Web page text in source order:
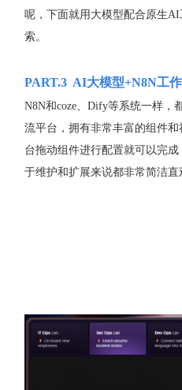
呢，下面就用大模型配合原生
索。
PART.3 AI大模型+N8N工
N8N和coze、Dify等系统一样，
流平台，拥有非常丰富的组件
台拖动组件进行配置就可以完
于维护和扩展来说都非常简洁直